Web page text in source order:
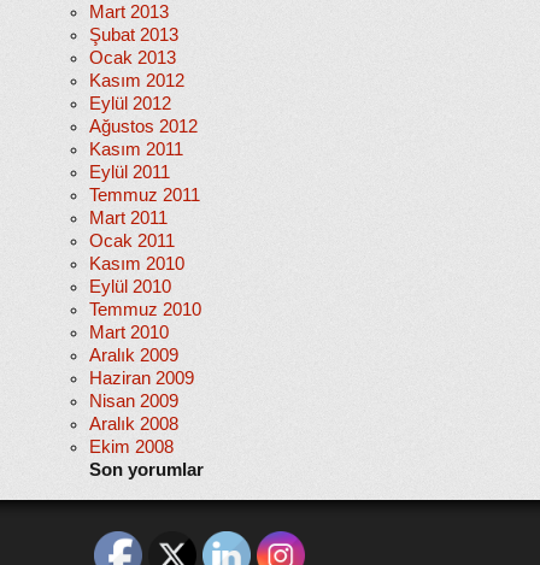
Mart 2013
Şubat 2013
Ocak 2013
Kasım 2012
Eylül 2012
Ağustos 2012
Kasım 2011
Eylül 2011
Temmuz 2011
Mart 2011
Ocak 2011
Kasım 2010
Eylül 2010
Temmuz 2010
Mart 2010
Aralık 2009
Haziran 2009
Nisan 2009
Aralık 2008
Ekim 2008
Son yorumlar